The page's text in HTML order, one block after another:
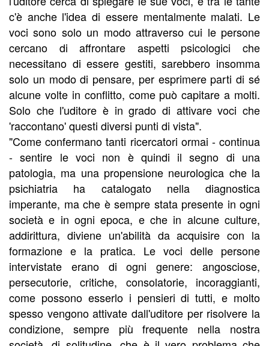
c'è anche l'idea di essere mentalmente malati. Le
voci sono solo un modo attraverso cui le persone
cercano di affrontare aspetti psicologici che
necessitano di essere gestiti, sarebbero insomma
solo un modo di pensare, per esprimere parti di sé
alcune volte in conflitto, come può capitare a molti.
Solo che l'uditore è in grado di attivare voci che
'raccontano' questi diversi punti di vista".
"Come confermano tanti ricercatori ormai - continua
- sentire le voci non è quindi il segno di una
patologia, ma una propensione neurologica che la
psichiatria ha catalogato nella diagnostica
imperante, ma che è sempre stata presente in ogni
società e in ogni epoca, e che in alcune culture,
addirittura, diviene un'abilità da acquisire con la
formazione e la pratica. Le voci delle persone
intervistate erano di ogni genere: angosciose,
persecutorie, critiche, consolatorie, incoraggianti,
come possono esserlo i pensieri di tutti, e molto
spesso vengono attivate dall'uditore per risolvere la
condizione, sempre più frequente nella nostra